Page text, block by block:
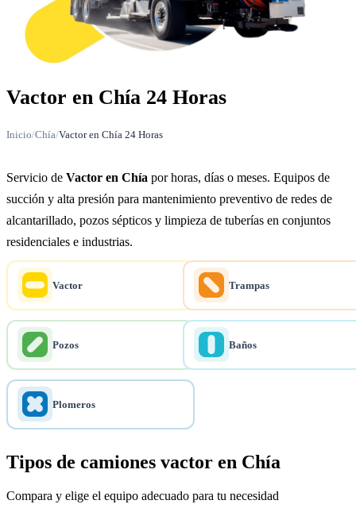
Vactor en Chía 24 Horas
Inicio/Chía/Vactor en Chía 24 Horas
Servicio de Vactor en Chía por horas, días o meses. Equipos de
succión y alta presión para mantenimiento preventivo de redes de
alcantarillado, pozos sépticos y limpieza de tuberías en conjuntos
residenciales e industrias.
Vactor Trampas
Pozos Baños
Plomeros
Tipos de camiones vactor en Chía
Compara y elige el equipo adecuado para tu necesidad